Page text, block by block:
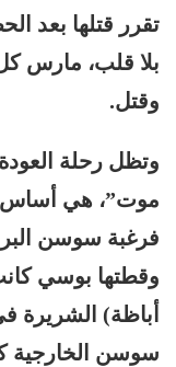
تقرر قتلها بعد
بلا قلب، مارس
وقتل.
وتظل رحلة
موت”، هي أساس
فرغبة سوسن
وقطتها بوسي
أباظة) الشريرة
سوسن الخارجية